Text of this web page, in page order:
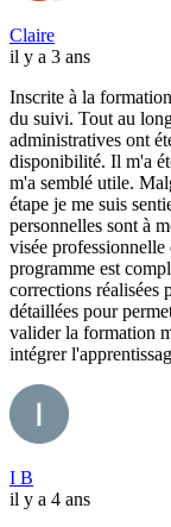
Claire
il y a 3 ans
Inscrite à la
du suivi. Tout au
administratives ont
disponibilité. Il m'a
m'a semblé utile.
étape je me suis
personnelles sont à
visée
programme est
corrections réalisées
détaillées pour
valider la formation
intégrer
I B
il y a 4 ans